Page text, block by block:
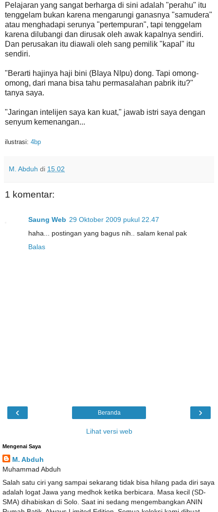
Pelajaran yang sangat berharga di sini adalah "perahu" itu
tenggelam bukan karena mengarungi ganasnya "samudera"
atau menghadapi serunya "pertempuran", tapi tenggelam
karena dilubangi dan dirusak oleh awak kapalnya sendiri.
Dan perusakan itu diawali oleh sang pemilik "kapal" itu
sendiri.
"Berarti hajinya haji bini (BIaya NIpu) dong. Tapi omong-
omong, dari mana bisa tahu permasalahan pabrik itu?"
tanya saya.
"Jaringan intelijen saya kan kuat," jawab istri saya dengan
senyum kemenangan...
ilustrasi: 4bp
M. Abduh di 15.02
1 komentar:
Saung Web 29 Oktober 2009 pukul 22.47
haha... postingan yang bagus nih.. salam kenal pak
Balas
‹ ›
Beranda
Lihat versi web
Mengenai Saya
M. Abduh
Muhammad Abduh
Salah satu ciri yang sampai sekarang tidak bisa hilang pada diri saya
adalah logat Jawa yang medhok ketika berbicara. Masa kecil (SD-
SMA) dihabiskan di Solo. Saat ini sedang mengembangkan ANIN